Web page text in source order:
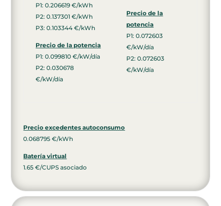
P1: 0.206619 €/kWh
P2: 0.137301 €/kWh
P3: 0.103344 €/kWh
Precio de la potencia
P1: 0.099810 €/kW/día
P2: 0.030678
€/kW/día
Precio de la
potencia
P1: 0.072603
€/kW/día
P2: 0.072603
€/kW/día
Precio excedentes autoconsumo
0.068795 €/kWh
Batería virtual
1.65 €/CUPS asociado